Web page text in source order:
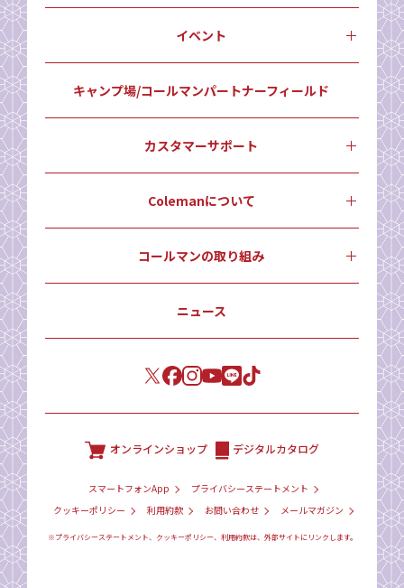
イベント
キャンプ場/コールマンパートナーフィールド
カスタマーサポート
Colemanについて
コールマンの取り組み
ニュース
オンラインショップ デジタルカタログ
スマートフォンApp
プライバシーステートメント
クッキーポリシー
利用約款 お問い合わせ メールマガジン
※プライバシーステートメント、クッキーポリシー、利用約款は、外部サイトにリンクします。